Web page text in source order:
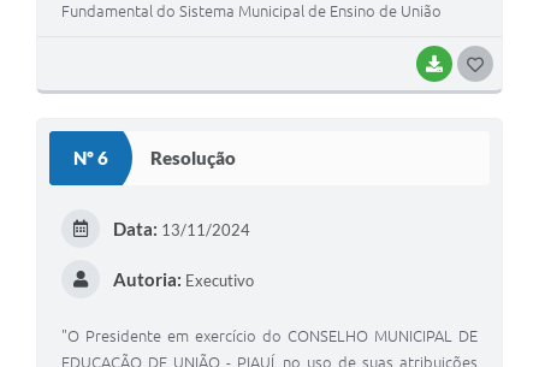
BAIXAR
Fundamental do Sistema Municipal de Ensino de União
Nº 6 Resolução
Data: 13/11/2024
Autoria: Executivo
"O Presidente em exercício do CONSELHO MUNICIPAL DE
EDUCAÇÃO DE UNIÃO - PIAUÍ, no uso de suas atribuições